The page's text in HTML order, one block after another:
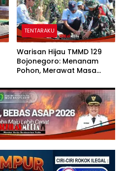
TENTARAKU
Warisan Hijau TMMD 129
Bojonegoro: Menanam
Pohon, Merawat Masa